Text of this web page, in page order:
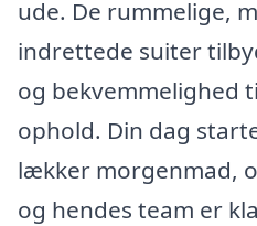
ude. De rummelige,
indrettede suiter
og bekvemmelighed
ophold. Din dag
lækker morgenmad,
og hendes team er